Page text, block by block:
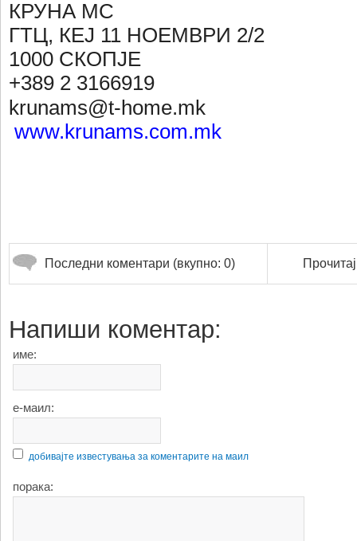
КРУНА МС
ГТЦ, КЕЈ 11 НОЕМВРИ 2/2
1000 СКОПЈЕ
+389 2 3166919
krunams@t-home.mk
www.krunams.com.mk
Последни коментари (вкупно: 0)
Напиши коментар:
име:
е-маил:
добивајте известувања за коментарите на маил
порака: